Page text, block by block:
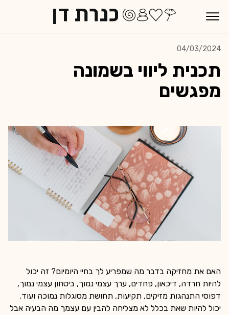
04/03/2024
תכנית ליווי בשמונה
מפגשים
האם את מחזיקה בדבר מה שמפריע לך בחיי היומיום? זה יכול
להיות חרדה, דיכאון, פחדים, ערך עצמי נמוך, ביטחון עצמי נמוך,
דפוסי התנהגות מזיקים, תקיעות, תחושת מסוגלות נמוכה ועוד.
יכול להיות שאת בכלל לא מצליחה להבין עם עצמך מה הבעיה אבל